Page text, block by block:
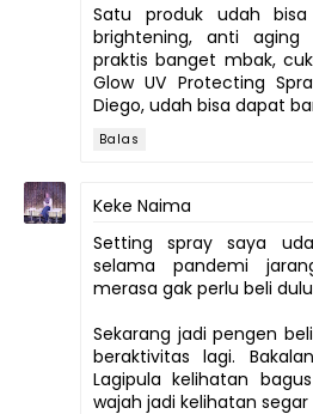
Satu produk udah bisa
brightening, anti
praktis banget mbak,
Glow UV Protecting
Diego, udah bisa dapat
Balas
Keke Naima
Setting spray saya
selama pandemi
merasa gak perlu beli
Sekarang jadi pengen
beraktivitas lagi.
Lagipula kelihatan
wajah jadi kelihatan segar